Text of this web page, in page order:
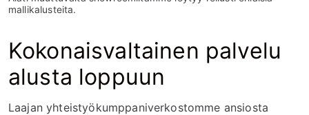
mallikalusteita.
Kokonaisvaltainen palvelu
alusta loppuun
Laajan yhteistyökumppaniverkostomme ansiosta